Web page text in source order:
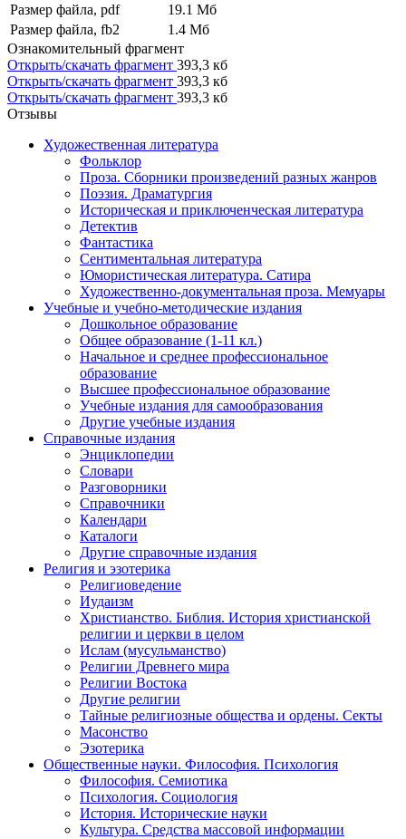
Размер файла, pdf
19.1 Mб
Размер файла, fb2
1.4 Mб
Ознакомительный фрагмент
Открыть/скачать фрагмент 393,3 кб
Открыть/скачать фрагмент 393,3 кб
Открыть/скачать фрагмент 393,3 кб
Отзывы
Художественная литература
Фольклор
Проза. Сборники произведений разных жанров
Поэзия. Драматургия
Историческая и приключенческая литература
Детектив
Фантастика
Сентиментальная литература
Юмористическая литература. Сатира
Художественно-документальная проза. Мемуары
Учебные и учебно-методические издания
Дошкольное образование
Общее образование (1-11 кл.)
Начальное и среднее профессиональное
образование
Высшее профессиональное образование
Учебные издания для самообразования
Другие учебные издания
Справочные издания
Энциклопедии
Словари
Разговорники
Справочники
Календари
Каталоги
Другие справочные издания
Религия и эзотерика
Религиоведение
Иудаизм
Христианство. Библия. История христианской
религии и церкви в целом
Ислам (мусульманство)
Религии Древнего мира
Религии Востока
Другие религии
Тайные религиозные общества и ордены. Секты
Масонство
Эзотерика
Общественные науки. Философия. Психология
Философия. Семиотика
Психология. Социология
История. Исторические науки
Культура. Средства массовой информации